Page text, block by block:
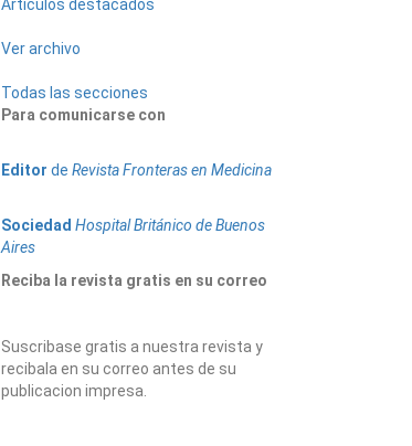
Artículos destacados
Ver archivo
Todas las secciones
Para comunicarse con
Editor de Revista Fronteras en Medicina
Sociedad Hospital Británico de Buenos
Aires
Reciba la revista gratis en su correo
Suscribase gratis a nuestra revista y
recibala en su correo antes de su
publicacion impresa.